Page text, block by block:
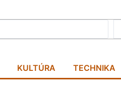
KULTÚRA TECHNIKA